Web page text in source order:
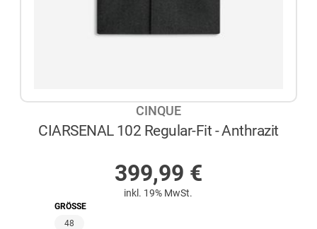
CINQUE
CIARSENAL 102 Regular-Fit - Anthrazit
399,99 €
inkl. 19% MwSt.
GRÖSSE
48